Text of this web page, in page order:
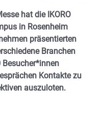
hat die IKORO
in Rosenheim
präsentierten
Branchen
Kontakte zu
auszuloten.